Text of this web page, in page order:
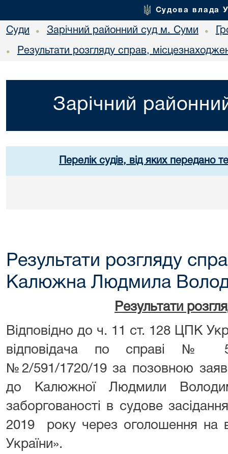
Судова влада
Суди • Зарічний районний суд м. Суми •
• Результати розгляду справ,
Зарічний
Перелік судів, від яких передано
Результати розгляду
Калюжна Людмила
Результати
Відповідно до ч. 11 ст. 128 ЦПК
відповідача по справі №
№2/591/1720/19 за позовною
до Калюжної Людмили
заборгованості в судове
2019 року через оголошення на
України».